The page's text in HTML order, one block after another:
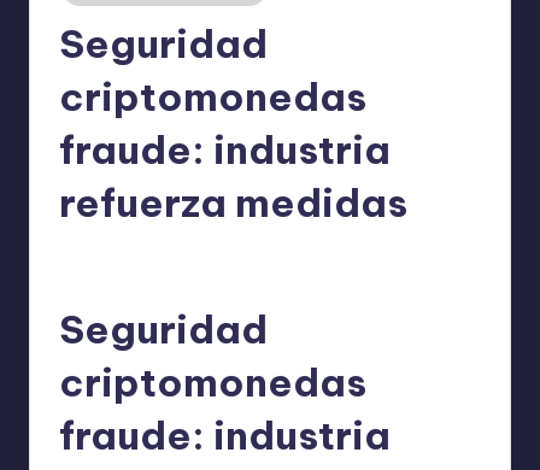
Seguridad
criptomonedas
fraude: industria
refuerza medidas
Seguridad
criptomonedas
fraude: industria